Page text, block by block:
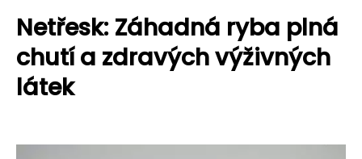
Netřesk: Záhadná ryba plná
chutí a zdravých výživných
látek